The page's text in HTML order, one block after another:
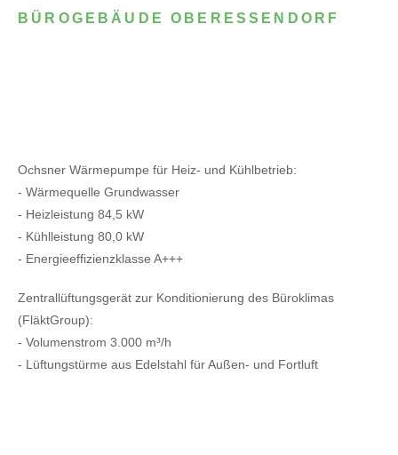
BÜROGEBÄUDE OBERESSENDORF
Ochsner Wärmepumpe für Heiz- und Kühlbetrieb:
- Wärmequelle Grundwasser
- Heizleistung 84,5 kW
- Kühlleistung 80,0 kW
- Energieeffizienzklasse A+++
Zentrallüftungsgerät zur Konditionierung des Büroklimas
(FläktGroup):
- Volumenstrom 3.000 m³/h
- Lüftungstürme aus Edelstahl für Außen- und Fortluft